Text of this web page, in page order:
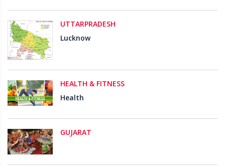
UTTARPRADESH
Lucknow
HEALTH & FITNESS
Health
GUJARAT